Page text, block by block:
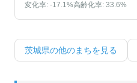
変化率: -17.1%高齢化率: 33.6%
茨城県の他のまちを見る